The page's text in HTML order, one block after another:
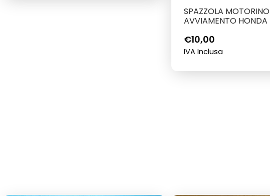
SPAZZOLA MOTORINO
AVVIAMENTO HONDA
€10,00
IVA Inclusa